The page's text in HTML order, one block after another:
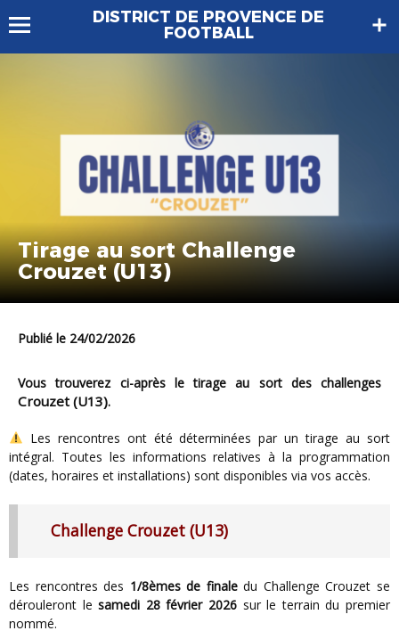
DISTRICT DE PROVENCE DE
FOOTBALL
Tirage au sort Challenge
Crouzet (U13)
Publié le 24/02/2026
Vous trouverez ci-après le tirage au sort des challenges
Crouzet (U13).
Les rencontres ont été déterminées par un tirage au sort
intégral. Toutes les informations relatives à la programmation
(dates, horaires et installations) sont disponibles via vos accès.
Challenge Crouzet (U13)
Les rencontres des 1/8èmes de finaledu Challenge Crouzet se
dérouleront lesamedi 28 février 2026 sur le terrain du premier
nommé.